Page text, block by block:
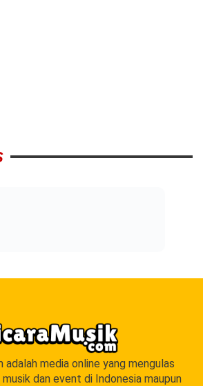
adalah media online yang mengulas
dan event di Indonesia maupun